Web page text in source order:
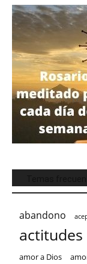
abandono
amor a Dios